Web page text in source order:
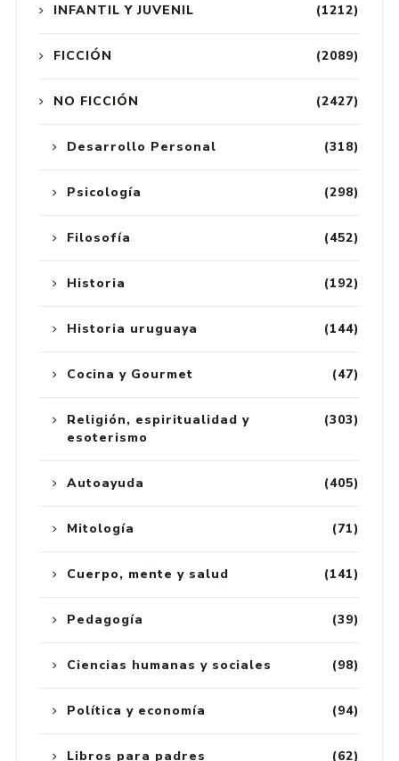
(1212)
INFANTIL Y JUVENIL
(2089)
FICCIÓN
(2427)
NO FICCIÓN
(318)
Desarrollo Personal
(298)
Psicología
(452)
Filosofía
(192)
Historia
(144)
Historia uruguaya
(47)
Cocina y Gourmet
(303)
Religión, espiritualidad y
esoterismo
(405)
Autoayuda
(71)
Mitología
(141)
Cuerpo, mente y salud
(39)
Pedagogía
(98)
Ciencias humanas y sociales
(94)
Política y economía
(62)
Libros para padres